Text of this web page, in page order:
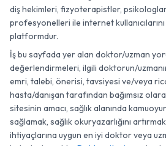
diş hekimleri, fizyoterapistler, psikologlar
profesyonelleri ile internet
platformdur.
İş bu sayfada yer alan doktor/uzman
değerlendirmeleri, ilgili doktorun/
emri, talebi, önerisi, tavsiyesi ve/veya
hasta/danışan tarafından bağımsız
sitesinin amacı, sağlık alanında
sağlamak, sağlık okuryazarlığını
ihtiyaçlarına uygun en iyi doktor veya